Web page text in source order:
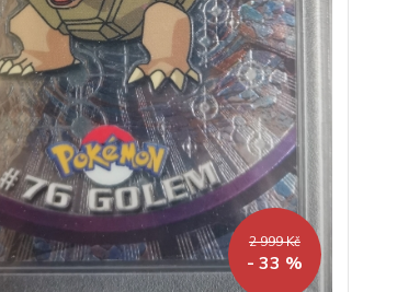
2 999 Kč
- 33 %